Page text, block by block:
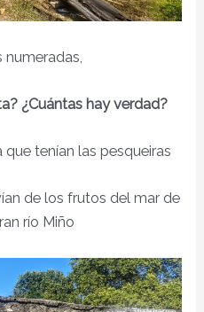
numeradas,
¿Cuántas hay verdad?
tenían las pesqueiras
de los frutos del mar de
río Miño